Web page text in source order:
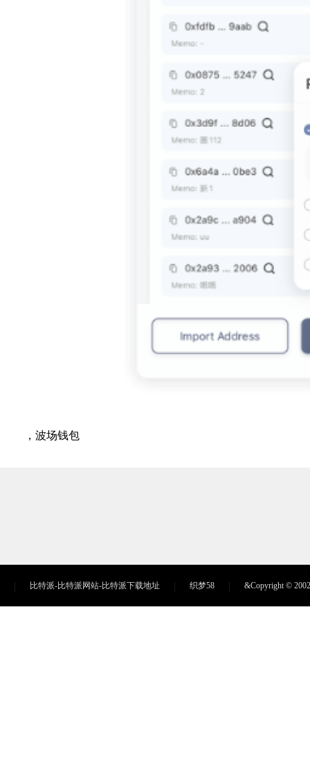
，波场钱包
比特派-比特派网站-比特派下载地址 织梦58 &Copyright ©